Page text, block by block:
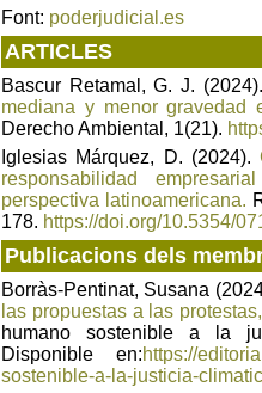
Font: poderjudicial.es
ARTICLES
Bascur Retamal, G. J.
mediana y menor gravedad
Derecho Ambiental, 1(21).
Iglesias Márquez, D. (2024).
responsabilidad
perspectiva latinoamericana.
178. https://doi.org/10.5354/
Publicacions dels
Borràs-Pentinat, Susana
las propuestas a las
humano sostenible a la
Disponible en:https://
sostenible-a-la-justicia-